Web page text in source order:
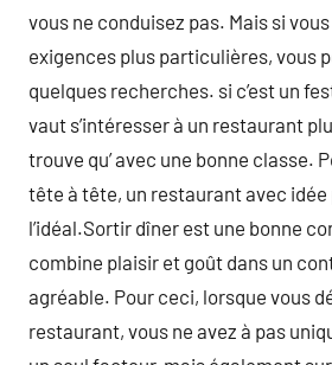
vous ne conduisez pas. Mais si
exigences plus particulières, vous
quelques recherches. si c’est un
vaut s’intéresser à un restaurant
trouve qu’ avec une bonne classe.
tête à tête, un restaurant avec
l’idéal.Sortir dîner est une bonne
combine plaisir et goût dans un
agréable. Pour ceci, lorsque vous
restaurant, vous ne avez à pas